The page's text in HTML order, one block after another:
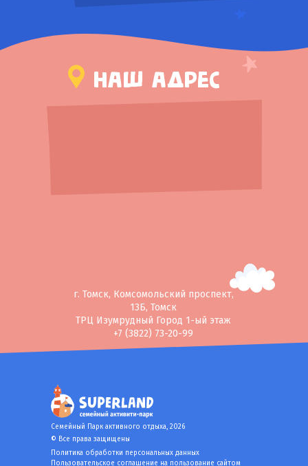
наш адрес
г. Томск, Комсомольский проспект,
13Б, Томск
ТРЦ Изумрудный Город 1-ый этаж
+7 (3822) 73-20-99
Семейный Парк активного отдыха, 2026
© Все права защищены
Пользовательское соглашение на пользование сайтом
Политика обработки персональных данных